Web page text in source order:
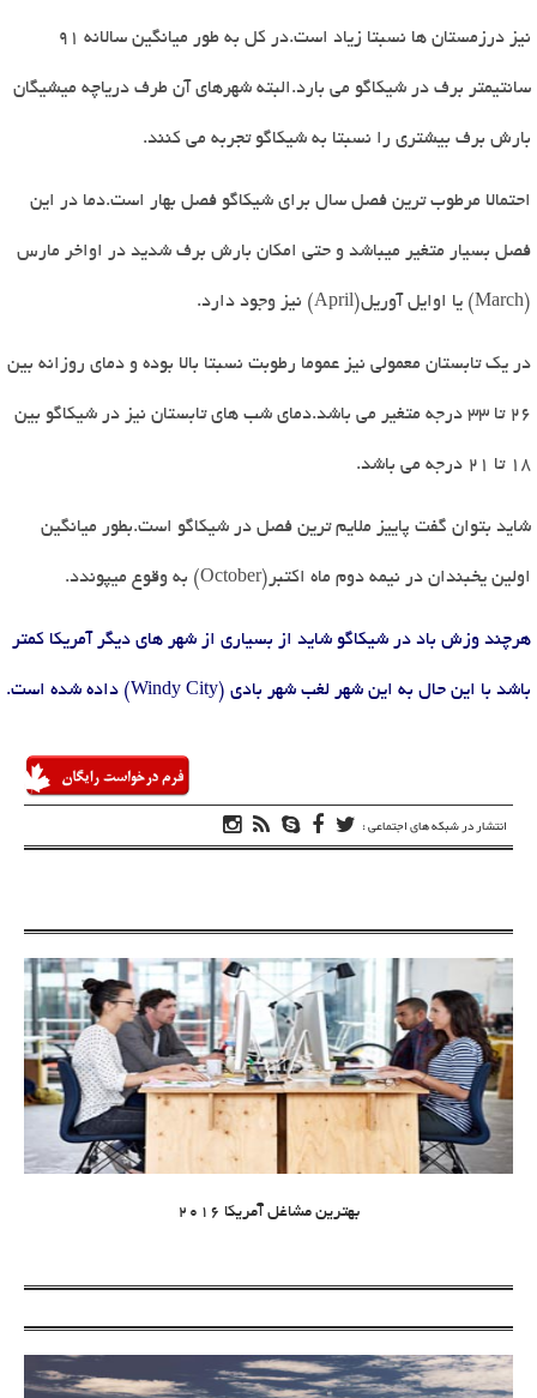
نیز درزمستان ها نسبتا زیاد است.در کل به طور میانگین سالانه 91
سانتیمتر برف در شیکاگو می بارد.البته شهرهای آن طرف دریاچه میشیگان
بارش برف بیشتری را نسبتا به شیکاگو تجربه می کنند.
احتمالا مرطوب ترین فصل سال برای شیکاگو فصل بهار است.دما در این
فصل بسیار متغیر میباشد و حتی امکان بارش برف شدید در اواخر مارس
(March) یا اوایل آوریل(April) نیز وجود دارد.
در یک تابستان معمولی نیز عموما رطوبت نسبتا بالا بوده و دمای روزانه بین
26 تا 33 درجه متغیر می باشد.دمای شب های تابستان نیز در شیکاگو بین
18 تا 21 درجه می باشد.
شاید بتوان گفت پاییز ملایم ترین فصل در شیکاگو است.بطور میانگین
اولین یخبندان در نیمه دوم ماه اکتبر (October) به وقوع میپوندد.
هرچند وزش باد در شیکاگو شاید از بسیاری از شهر های دیگر آمریکا کمتر
باشد با این حال به این شهر لغب شهر بادی (Windy City) داده شده است.
انتشار در شبکه های اجتماعی :
بهترین مشاغل آمریکا 2016